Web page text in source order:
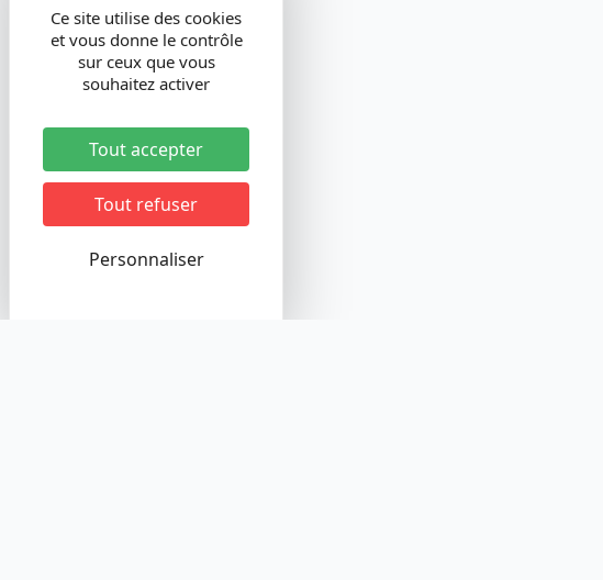
Ce site utilise des cookies
et vous donne le contrôle
sur ceux que vous
souhaitez activer
Tout accepter
Tout refuser
Personnaliser